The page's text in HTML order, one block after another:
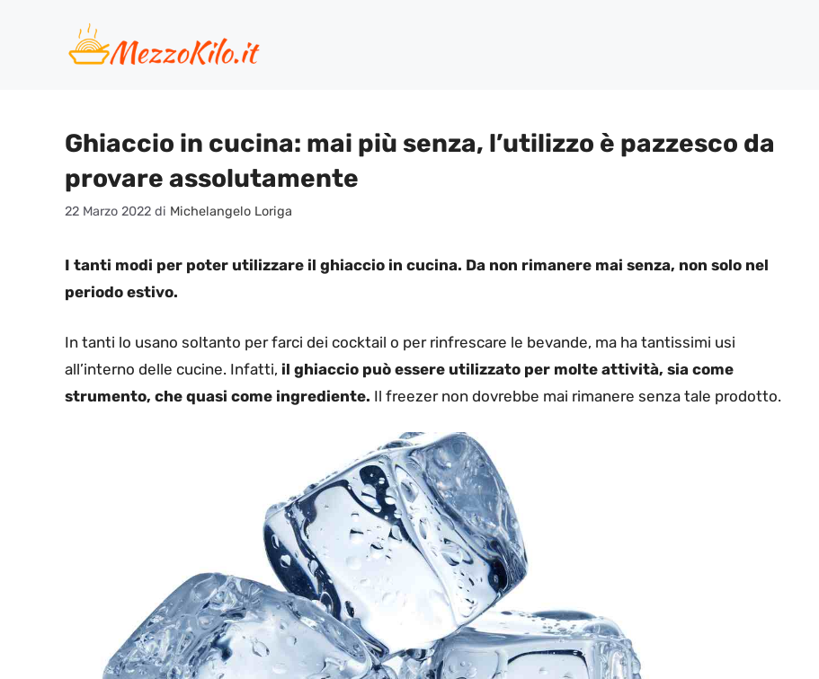
contenuto
Ghiaccio in cucina: mai più senza, l’utilizzo è pazzesco da
provare assolutamente
22 Marzo 2022 di Michelangelo Loriga
I tanti modi per poter utilizzare il ghiaccio in cucina. Da non rimanere mai senza, non solo nel
periodo estivo.
In tanti lo usano soltanto per farci dei cocktail o per rinfrescare le bevande, ma ha tantissimi usi
all’interno delle cucine. Infatti, il ghiaccio può essere utilizzato per molte attività, sia come
strumento, che quasi come ingrediente. Il freezer non dovrebbe mai rimanere senza tale prodotto.